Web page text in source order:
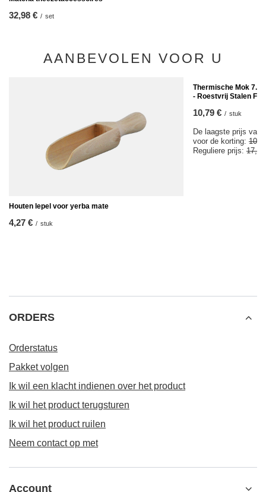
32,98 € / set
AANBEVOLEN VOOR U
Houten lepel voor yerba mate
4,27 € / stuk
Thermische Mok 7.0
- Roestvrij Stalen
10,79 € / stuk
De laagste prijs van
voor de korting:
Reguliere prijs:
ORDERS
Orderstatus
Pakket volgen
Ik wil een klacht indienen over het product
Ik wil het product terugsturen
Ik wil het product ruilen
Neem contact op met
Account